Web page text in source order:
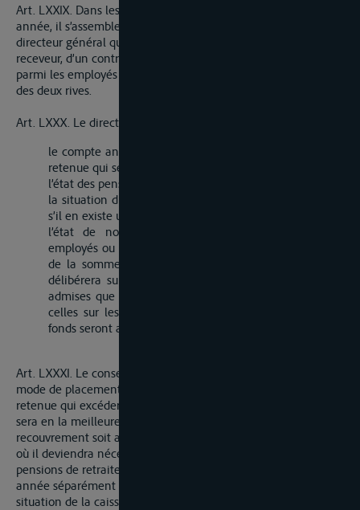
Art. LXXIX. Dans les premiers jours de fructidor de chaque
année, il s’assemblera à Mayence un conseil composé du
directeur général qui le présidera ; de deux inspecteurs, d’un
receveur, d’un contrôleur et d’un visiteur pris à tour de rôle
parmi les employés de ces différens grades dans les bureaux
des deux rives.
Art. LXXX. Le directeur général présentera au conseil
le compte annuel des recettes de dépenses du fonds de
retenue qui sera examiné et arrêté par le conseil.
l’état des pensions déjà obtenues.
la situation du fonds de retenue et de celui d’économie,
s’il en existe un.
l’état de nouvelles demandes de retraite pour les
employés ou de secours pour les veuves et orphelins, et
de la somme nécessaire pour les acquitter. Le conseil
délibérera sur ces nouvelles demandes, qui ne seront
admises que dans la proportion des fonds disponibles ;
celles sur lesquelles il ne pourra être statué, faute de
fonds seront ajournés à l’année suivante.
Art. LXXXI. Le conseil délibérera aussi chaque année sur le
mode de placement à l’intérêt de la portion du fonds de
retenue qui excédera les besoins de l’année. Ce placement
sera en la meilleure forme et de manière à ce que le
recouvrement soit assuré et qu’il puisse être réalisé dans le cas
où il deviendra nécessaire d’en faire l’emploi pour payer les
pensions de retraite. Le directeur général rendra chaque
année séparément aux deux gouvernemens le compte de la
situation de la caisse des retraites.